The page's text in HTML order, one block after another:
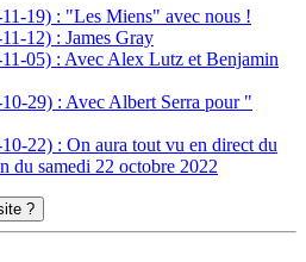
19) : "Les Miens" avec nous !
12) : James Gray
05) : Avec Alex Lutz et Benjamin
29) : Avec Albert Serra pour "
22) : On aura tout vu en direct du
du samedi 22 octobre 2022
?